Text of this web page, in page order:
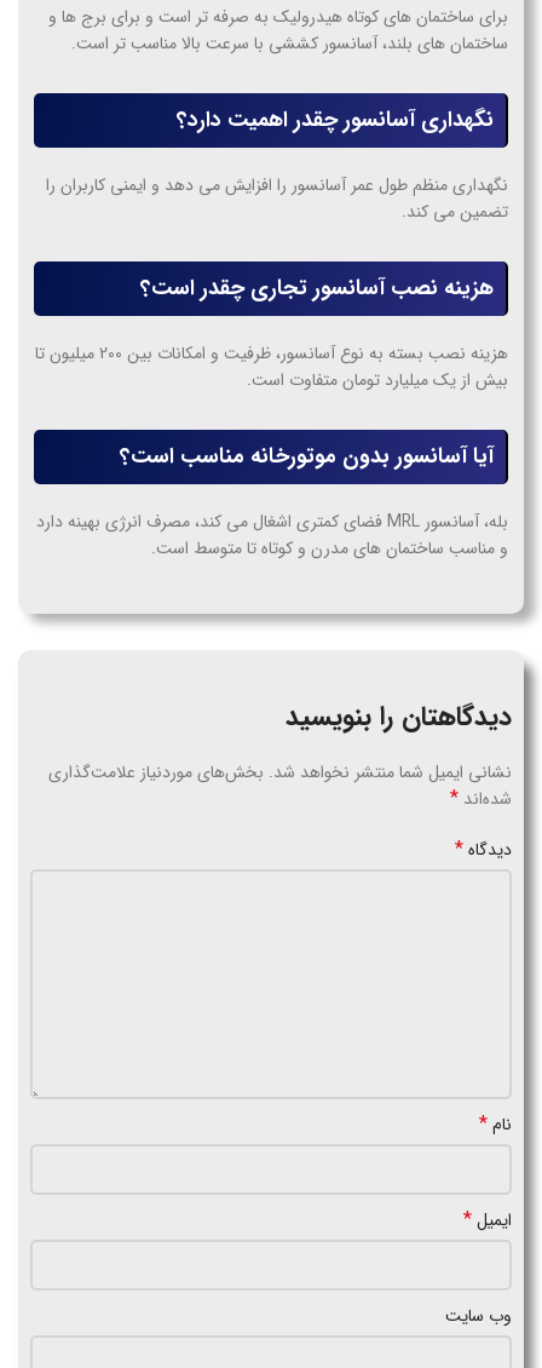
برای ساختمان های کوتاه هیدرولیک به صرفه تر است و برای برج ها و
ساختمان های بلند، آسانسور کششی با سرعت بالا مناسب تر است.
نگهداری آسانسور چقدر اهمیت دارد؟
نگهداری منظم طول عمر آسانسور را افزایش می دهد و ایمنی کاربران را
تضمین می کند.
هزینه نصب آسانسور تجاری چقدر است؟
هزینه نصب بسته به نوع آسانسور، ظرفیت و امکانات بین 200 میلیون تا
بیش از یک میلیارد تومان متفاوت است.
آیا آسانسور بدون موتورخانه مناسب است؟
بله، آسانسور MRL فضای کمتری اشغال می کند، مصرف انرژی بهینه دارد
و مناسب ساختمان های مدرن و کوتاه تا متوسط است.
دیدگاهتان را بنویسید
نشانی ایمیل شما منتشر نخواهد شد. بخش‌های موردنیاز علامت‌گذاری
شده‌اند *
دیدگاه*
نام*
ایمیل*
وب‌ سایت